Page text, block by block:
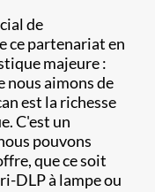
de
ce partenariat en
majeure :
nous aimons de
est la richesse
C'est un
pouvons
que ce soit
DLP à lampe ou